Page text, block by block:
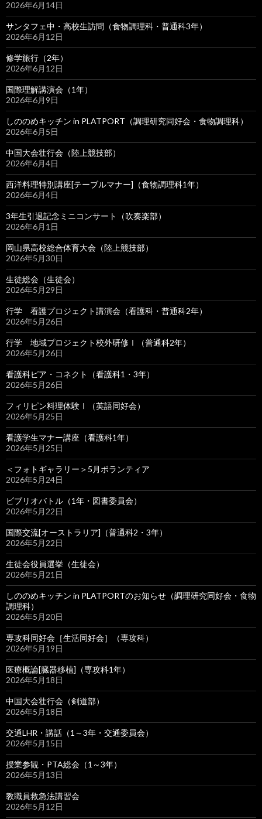
2026年6月14日
サンタフェ中・高校生訪問（食物調理科・普通科3年）
2026年6月12日
修学旅行（2年）
2026年6月12日
国際理解講演会（1年）
2026年6月9日
しののめキッチン in PLATPORT（調理研究同好会・食物調理科）
2026年6月5日
中国大会壮行会（陸上競技部）
2026年6月4日
西洋料理特別講座[テーブルマナー]（食物調理科1年）
2026年6月4日
3年生引退記念ミニコンサート（吹奏楽部）
2026年6月1日
岡山県高校総合体育大会（陸上競技部）
2026年5月30日
生徒総会（生徒会）
2026年5月29日
行学 看護プロジェクト講演会（看護科・普通科2年）
2026年5月26日
行学 地域プロジェクト校外研修Ⅰ（普通科2年）
2026年5月26日
看護科ピア・コネクト（看護科1・3年）
2026年5月26日
フィリピン料理体験Ⅰ（英語同好会）
2026年5月25日
看護学生マナー講座（看護科1年）
2026年5月25日
＜フォトギャラリー＞5月ボランティア
2026年5月24日
ビブリオバトル（1年・図書委員会）
2026年5月22日
国際交流[オーストラリア]（普通科2・3年）
2026年5月22日
生徒会役員選挙（生徒会）
2026年5月21日
しののめキッチン in PLATPORTのお知らせ（調理研究同好会・食物
調理科）
2026年5月20日
専攻科同好会［生活同好会］（専攻科）
2026年5月19日
医療概論[臓器移植]（専攻科1年）
2026年5月18日
中国大会壮行会（剣道部）
2026年5月18日
交通LHR・講話（1～3年・交通委員会）
2026年5月15日
授業参観・PTA総会（1～3年）
2026年5月13日
教職員救急法講習会
2026年5月12日